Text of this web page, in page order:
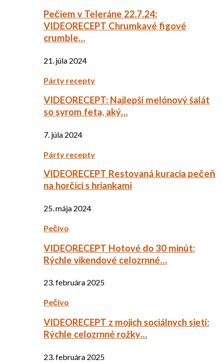
Pečiem v Teleráne 22.7.24:
VIDEORECEPT Chrumkavé figové
crumble…
21. júla 2024
Párty recepty
VIDEORECEPT: Najlepší melónový šalát
so syrom feta, aký…
7. júla 2024
Párty recepty
VIDEORECEPT Restovaná kuracia pečeň
na horčici s hriankami
25. mája 2024
Pečivo
VIDEORECEPT Hotové do 30 minút:
Rýchle vikendové celozrnné…
23. februára 2025
Pečivo
VIDEORECEPT z mojich sociálnych sietí:
Rýchle celozrnné rožky…
23. februára 2025